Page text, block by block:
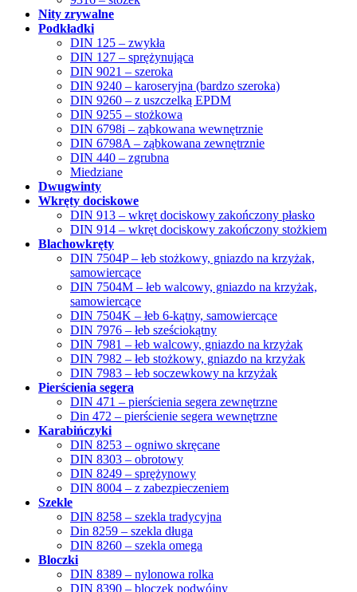
Nity zrywalne
Podkładki
DIN 125 – zwykła
DIN 127 – sprężynująca
DIN 9021 – szeroka
DIN 9240 – karoseryjna (bardzo szeroka)
DIN 9260 – z uszczelką EPDM
DIN 9255 – stożkowa
DIN 6798i – ząbkowana wewnętrznie
DIN 6798A – ząbkowana zewnętrznie
DIN 440 – zgrubna
Miedziane
Dwugwinty
Wkręty dociskowe
DIN 913 – wkręt dociskowy zakończony płasko
DIN 914 – wkręt dociskowy zakończony stożkiem
Blachowkręty
DIN 7504P – łeb stożkowy, gniazdo na krzyżak,
samowiercące
DIN 7504M – łeb walcowy, gniazdo na krzyżak,
samowiercące
DIN 7504K – łeb 6-kątny, samowiercące
DIN 7976 – łeb sześciokątny
DIN 7981 – łeb walcowy, gniazdo na krzyżak
DIN 7982 – łeb stożkowy, gniazdo na krzyżak
DIN 7983 – łeb soczewkowy na krzyżak
Pierścienia segera
DIN 471 – pierścienia segera zewnętrzne
Din 472 – pierścienie segera wewnętrzne
Karabińczyki
DIN 8253 – ogniwo skręcane
DIN 8303 – obrotowy
DIN 8249 – sprężynowy
DIN 8004 – z zabezpieczeniem
Szekle
DIN 8258 – szekla tradycyjna
Din 8259 – szekla długa
DIN 8260 – szekla omega
Bloczki
DIN 8389 – nylonowa rolka
DIN 8390 – bloczek podwójny